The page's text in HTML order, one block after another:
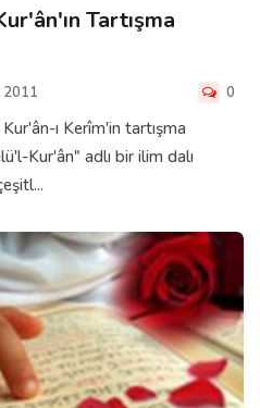
Tartışma
2011 0
ı Kerîm'in tartışma
Kur'ân" adlı bir ilim dalı